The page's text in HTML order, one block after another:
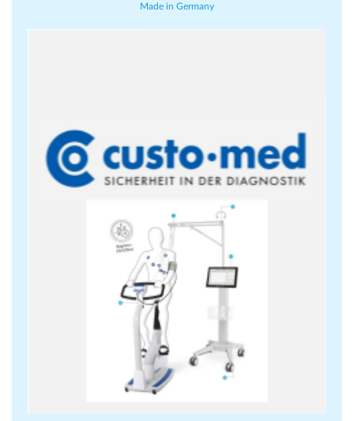
Made in Germany
Ürünlerimiz
Holter EKG Sistemleri
Normal EKG Test Sistemleri
Normal/Efor Test EKG Cihazları
Kardiyak Rehabilitasyon Sistemleri
Uyku Apne Sistem
Spirometre
E-Sağlık